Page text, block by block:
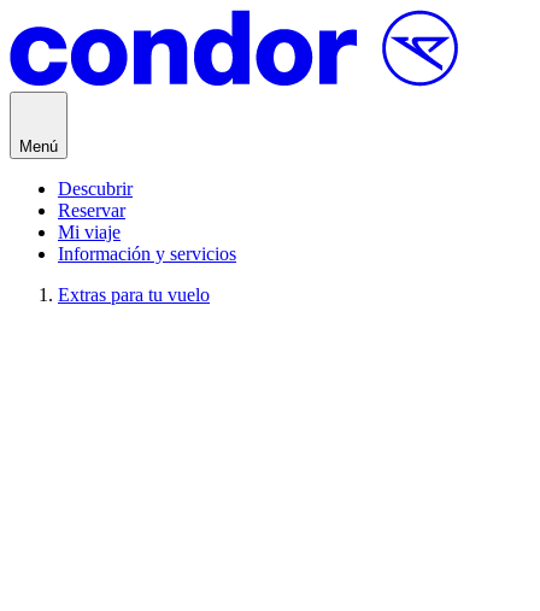
Menú
Descubrir
Reservar
Mi viaje
Información y servicios
Extras para tu vuelo